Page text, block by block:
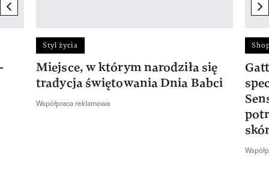
previous element
Styl życia
Miejsce, w którym narodziła się
tradycja świętowania Dnia Babci
Współpraca reklamowa